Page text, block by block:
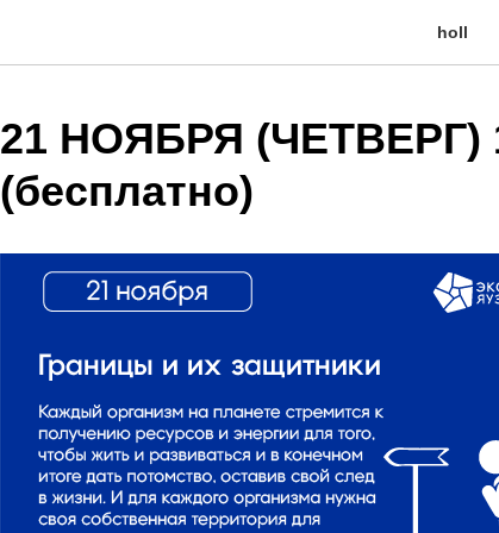
holl
21 НОЯБРЯ (ЧЕТВЕРГ)
(бесплатно)